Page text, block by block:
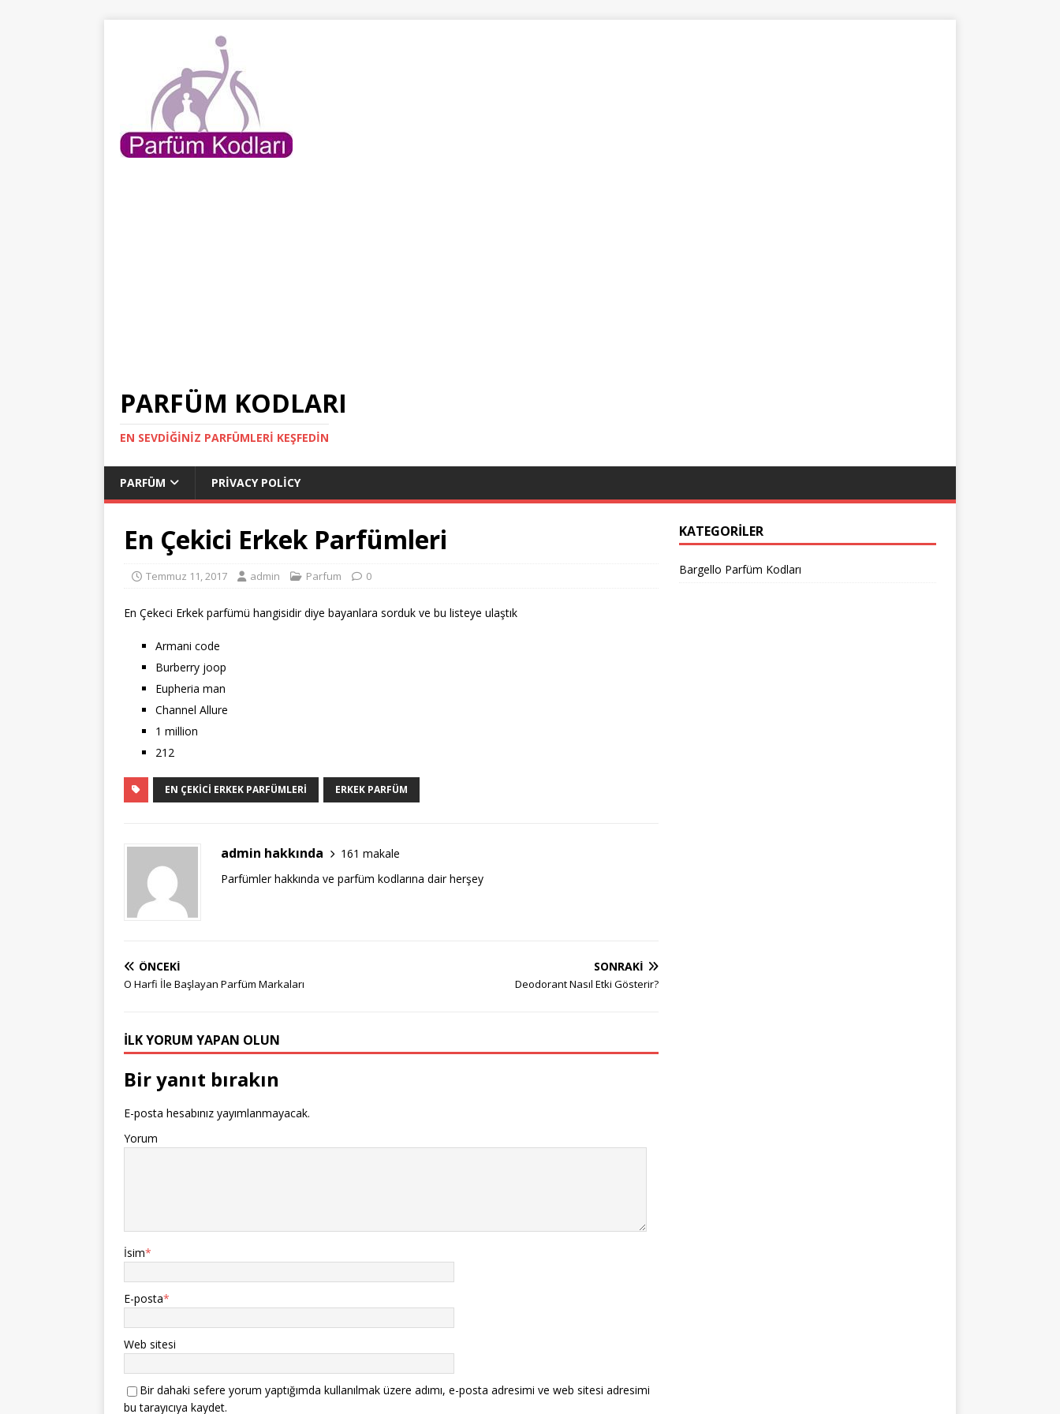
PARFÜM KODLARI
EN SEVDIĞINIZ PARFÜMLERI KEŞFEDIN
PARFÜM PRIVACY POLICY
En Çekici Erkek Parfümleri
Temmuz 11, 2017 admin Parfum 0
En Çekeci Erkek parfümü hangisidir diye bayanlara sorduk ve bu listeye ulaştık
Armani code
Burberry joop
Eupheria man
Channel Allure
1 million
212
EN ÇEKICI ERKEK PARFÜMLERI ERKEK PARFÜM
admin hakkında
161 makale
Parfümler hakkında ve parfüm kodlarına dair herşey
ÖNCEKI
O Harfi İle Başlayan Parfüm Markaları
SONRAKI
Deodorant Nasıl Etki Gösterir?
İLK YORUM YAPAN OLUN
Bir yanıt bırakın
E-posta hesabınız yayımlanmayacak.
Yorum
İsim*
E-posta*
Web sitesi
Bir dahaki sefere yorum yaptığımda kullanılmak üzere adımı, e-posta adresimi ve web sitesi adresimi
bu tarayıcıya kaydet.
KATEGORILER
Bargello Parfüm Kodları